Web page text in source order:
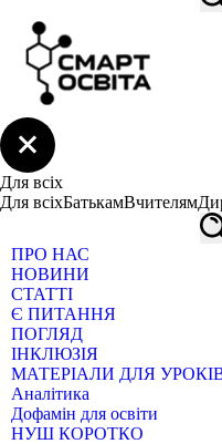
Для всіх
Для всіхБатькамВчителям
ПРО НАС
НОВИНИ
СТАТТІ
Є ПИТАННЯ
ПОГЛЯД
ІНКЛЮЗІЯ
МАТЕРІАЛИ ДЛЯ
Аналітика
Дофамін для освіти
НУШ КОРОТКО